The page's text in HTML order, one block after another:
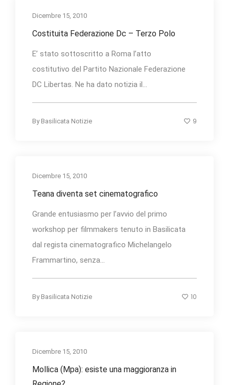
Dicembre 15, 2010
Costituita Federazione Dc – Terzo Polo
E’ stato sottoscritto a Roma l’atto
costitutivo del Partito Nazionale Federazione
DC Libertas. Ne ha dato notizia il...
By Basilicata Notizie 9
Dicembre 15, 2010
Teana diventa set cinematografico
Grande entusiasmo per l’avvio del primo
workshop per filmmakers tenuto in Basilicata
dal regista cinematografico Michelangelo
Frammartino, senza...
By Basilicata Notizie 10
Dicembre 15, 2010
Mollica (Mpa): esiste una maggioranza in